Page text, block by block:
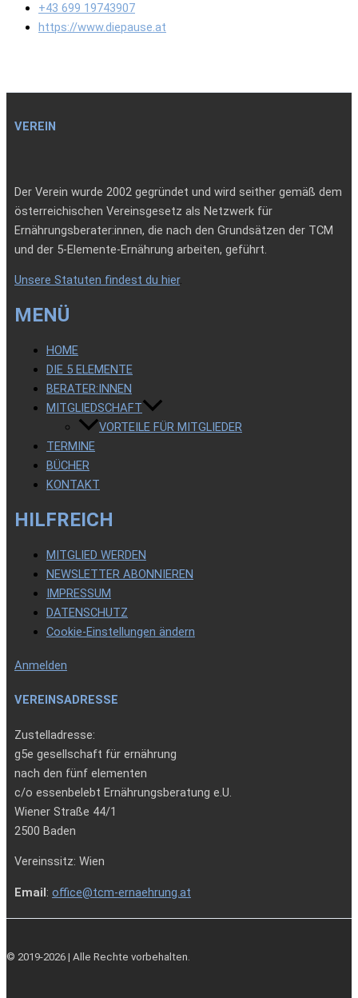
+43 699 19743907
https://www.diepause.at
VEREIN
Der Verein wurde 2002 gegründet und wird seither gemäß dem
österreichischen Vereinsgesetz als Netzwerk für
Ernährungsberater:innen, die nach den Grundsätzen der TCM
und der 5-Elemente-Ernährung arbeiten, geführt.
Unsere Statuten findest du hier.
MENÜ
HOME
DIE 5 ELEMENTE
BERATER:INNEN
MITGLIEDSCHAFT
VORTEILE FÜR MITGLIEDER
TERMINE
BÜCHER
KONTAKT
HILFREICH
MITGLIED WERDEN
NEWSLETTER ABONNIEREN
IMPRESSUM
DATENSCHUTZ
Cookie-Einstellungen ändern
Anmelden
VEREINSADRESSE
Zustelladresse:
g5e gesellschaft für ernährung
nach den fünf elementen
c/o essenbelebt Ernährungsberatung e.U.
Wiener Straße 44/1
2500 Baden
Vereinssitz: Wien
Email: office@tcm-ernaehrung.at
© 2019-2026 | Alle Rechte vorbehalten.